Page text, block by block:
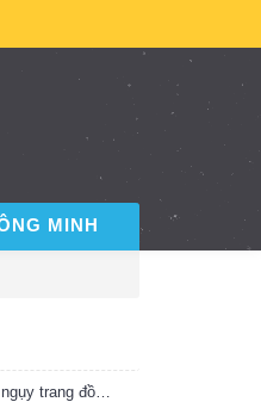
MINH
Camera ngụy trang đồng hồ treo tường